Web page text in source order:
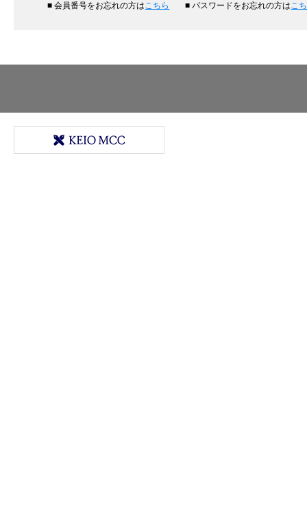
■ 会員番号をお忘れの方はこちら ■ パスワードをお忘れの方はこ